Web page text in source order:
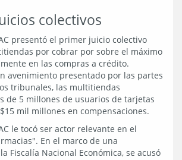
colectivos
presentó el primer juicio colectivo
por cobrar por sobre el máximo
en las compras a crédito.
avenimiento presentado por las partes
tribunales, las multitiendas
de 5 millones de usuarios de tarjetas
mil millones en compensaciones.
le tocó ser actor relevante en el
En el marco de una
Fiscalía Nacional Económica, se acusó